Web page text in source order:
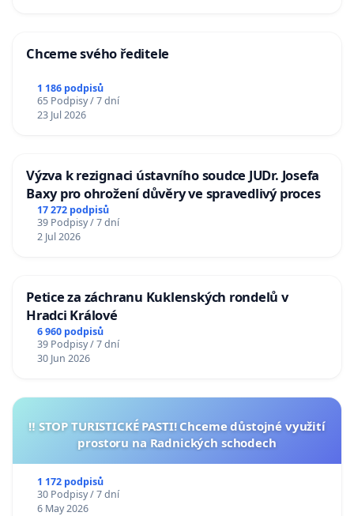
Chceme svého ředitele
1 186 podpisů
65 Podpisy / 7 dní
23 Jul 2026
Výzva k rezignaci ústavního soudce JUDr. Josefa
Baxy pro ohrožení důvěry ve spravedlivý proces
17 272 podpisů
39 Podpisy / 7 dní
2 Jul 2026
Petice za záchranu Kuklenských rondelů v
Hradci Králové
6 960 podpisů
39 Podpisy / 7 dní
30 Jun 2026
‼️ STOP TURISTICKÉ PASTI! Chceme důstojné využití
prostoru na Radnických schodech
1 172 podpisů
30 Podpisy / 7 dní
6 May 2026